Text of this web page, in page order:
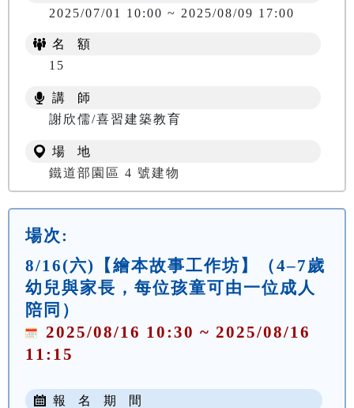
2025/07/01 10:00 ~ 2025/08/09 17:00
名 額
15
講 師
謝欣儒/喜習建築教育
場 地
鐵道部園區 4 號建物
場次:
8/16(六)【繪本故事工作坊】（4–7歲
幼兒與家長，每位孩童可由一位成人
陪同）
2025/08/16 10:30 ~ 2025/08/16
11:15
報 名 期 間